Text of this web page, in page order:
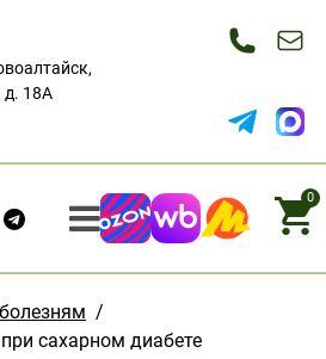
д. 18А
0
/
сахарном диабете